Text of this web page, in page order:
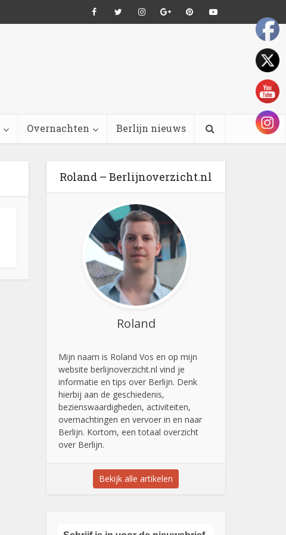
Overnachten Berlijn nieuws
Roland – Berlijnoverzicht.nl
Roland
Mijn naam is Roland Vos en op mijn
website berlijnoverzicht.nl vind je
informatie en tips over Berlijn. Denk
hierbij aan de geschiedenis,
bezienswaardigheden, activiteiten,
overnachtingen en vervoer in en naar
Berlijn. Kortom, een totaal overzicht
over Berlijn.
Bekijk alle artikelen